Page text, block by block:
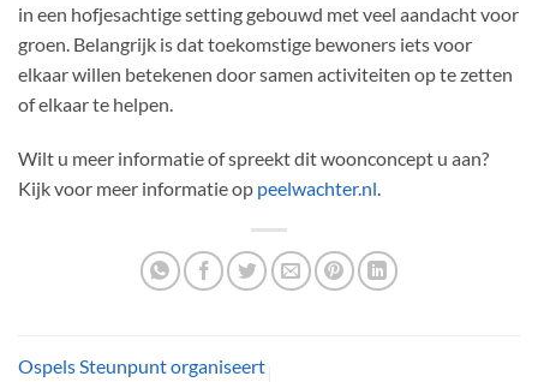
in een hofjesachtige setting gebouwd met veel aandacht voor
groen. Belangrijk is dat toekomstige bewoners iets voor
elkaar willen betekenen door samen activiteiten op te zetten
of elkaar te helpen.
Wilt u meer informatie of spreekt dit woonconcept u aan?
Kijk voor meer informatie op peelwachter.nl.
Ospels Steunpunt organiseert